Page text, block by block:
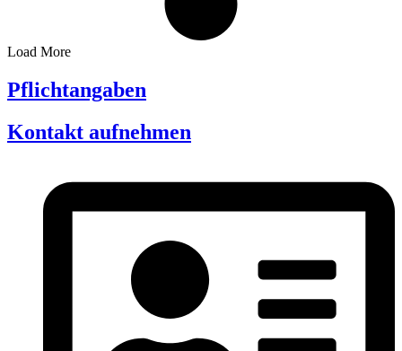
Load More
Pflichtangaben
Kontakt aufnehmen